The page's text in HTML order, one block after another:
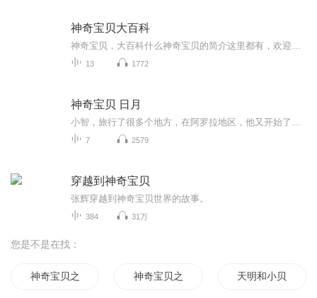
神奇宝贝大百科
13 1772
神奇宝贝 日月
7 2579
穿越到神奇宝贝
张辉穿越到神奇宝贝世界的故事。
384 31万
您是不是在找：
神奇宝贝之神兽危机 神奇宝贝之超能帝王 天明和小贝